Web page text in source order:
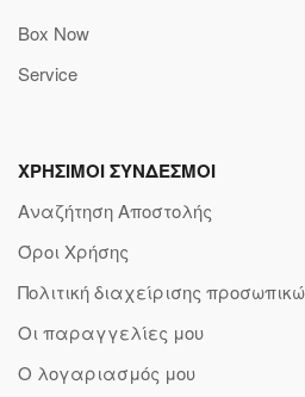
Box Now
Service
ΧΡΗΣΙΜΟΙ ΣΥΝΔΕΣΜΟΙ
Αναζήτηση Αποστολής
Όροι Χρήσης
Πολιτική διαχείρισης
Οι παραγγελίες μου
Ο λογαριασμός μου